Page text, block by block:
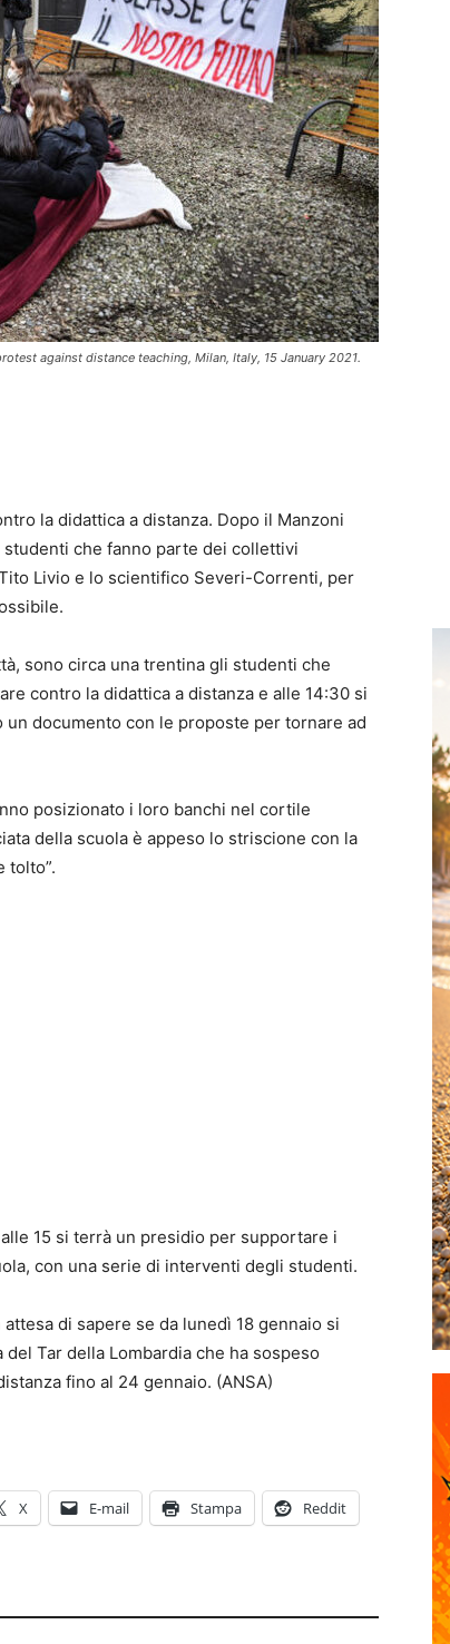
against distance teaching, Milan, Italy, 15 January 2021.
la didattica a distanza. Dopo il Manzoni
che fanno parte dei collettivi
Livio e lo scientifico Severi-Correnti, per
sono circa una trentina gli studenti che
contro la didattica a distanza e alle 14:30 si
documento con le proposte per tornare ad
posizionato i loro banchi nel cortile
della scuola è appeso lo striscione con la
tolto”.
15 si terrà un presidio per supportare i
con una serie di interventi degli studenti.
di sapere se da lunedì 18 gennaio si
Tar della Lombardia che ha sospeso
fino al 24 gennaio. (ANSA)
X E-mail Stampa Reddit